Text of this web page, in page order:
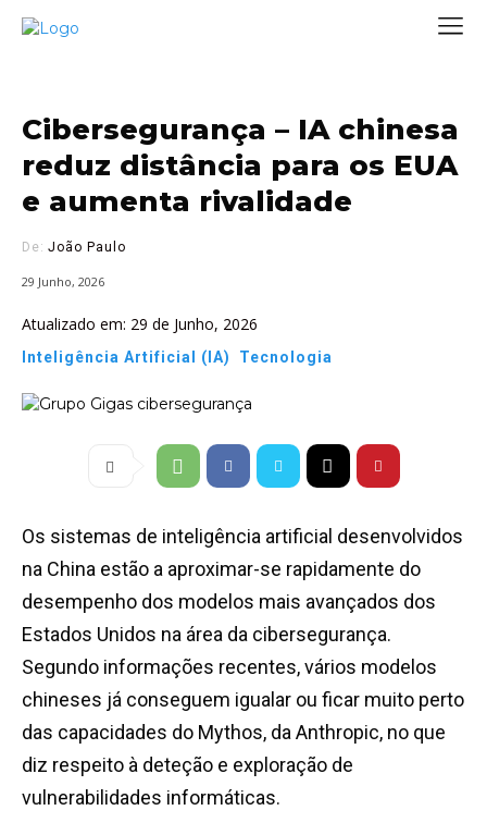
Cibersegurança – IA chinesa
reduz distância para os EUA
e aumenta rivalidade
De: João Paulo
29 Junho, 2026
Atualizado em: 29 de Junho, 2026
Inteligência Artificial (IA) Tecnologia
Os sistemas de inteligência artificial desenvolvidos
na China estão a aproximar-se rapidamente do
desempenho dos modelos mais avançados dos
Estados Unidos na área da cibersegurança.
Segundo informações recentes, vários modelos
chineses já conseguem igualar ou ficar muito perto
das capacidades do Mythos, da Anthropic, no que
diz respeito à deteção e exploração de
vulnerabilidades informáticas.